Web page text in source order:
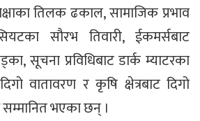
तिलक ढकाल, सामाजिक प्रभाव
सौरभ तिवारी, ईकमर्सबाट
सूचना प्रविधिबाट डार्क म्याटरका
वातावरण र कृषि क्षेत्रबाट दिगो
भएका छन् ।